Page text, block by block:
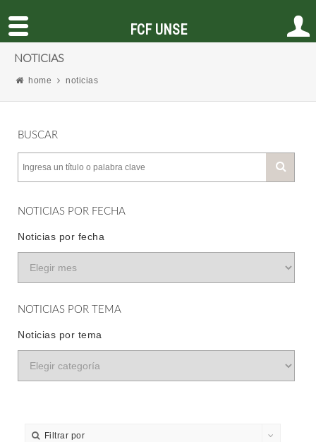
NOTICIAS
home noticias
BUSCAR
NOTICIAS POR FECHA
Noticias por fecha
NOTICIAS POR TEMA
Noticias por tema
Filtrar por
FCF UNSE